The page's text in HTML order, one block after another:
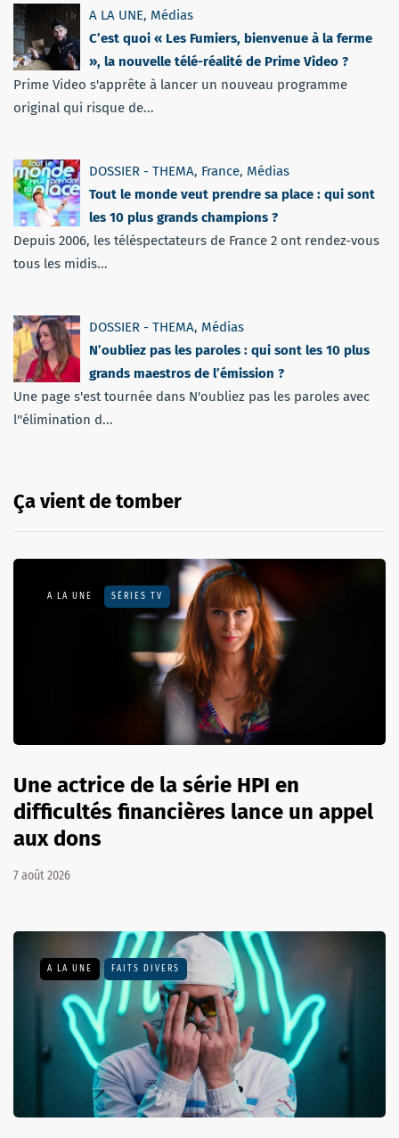
A LA UNE, Médias
C’est quoi « Les Fumiers, bienvenue à la ferme
», la nouvelle télé-réalité de Prime Video ?
Prime Video s'apprête à lancer un nouveau programme
original qui risque de...
DOSSIER - THEMA, France, Médias
Tout le monde veut prendre sa place : qui sont
les 10 plus grands champions ?
Depuis 2006, les téléspectateurs de France 2 ont rendez-vous
tous les midis...
DOSSIER - THEMA, Médias
N’oubliez pas les paroles : qui sont les 10 plus
grands maestros de l’émission ?
Une page s'est tournée dans N'oubliez pas les paroles avec
l''élimination d...
Ça vient de tomber
A LA UNE SÉRIES TV
Une actrice de la série HPI en
difficultés financières lance un appel
aux dons
7 août 2026
A LA UNE FAITS DIVERS